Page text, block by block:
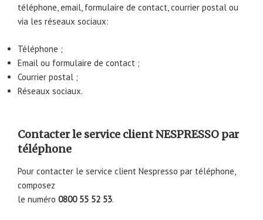
téléphone, email, formulaire de contact, courrier postal ou
via les réseaux sociaux:
Téléphone ;
Email ou formulaire de contact ;
Courrier postal ;
Réseaux sociaux.
Contacter le service client NESPRESSO par
téléphone
Pour contacter le service client Nespresso par téléphone,
composez
le numéro 0800 55 52 53.